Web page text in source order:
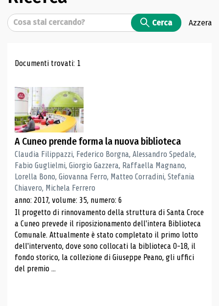
Cerca Cerca Azzera
Risultati di ricerca
Documenti trovati: 1
A Cuneo prende forma la nuova biblioteca
Claudia Filippazzi, Federico Borgna, Alessandro Spedale,
Fabio Guglielmi, Giorgio Gazzera, Raffaella Magnano,
Lorella Bono, Giovanna Ferro, Matteo Corradini, Stefania
Chiavero, Michela Ferrero
anno: 2017, volume: 35, numero: 6
Il progetto di rinnovamento della struttura di Santa Croce
a Cuneo prevede il riposizionamento dell'intera Biblioteca
Comunale. Attualmente è stato completato il primo lotto
dell'intervento, dove sono collocati la biblioteca 0-18, il
fondo storico, la collezione di Giuseppe Peano, gli uffici
del premio ...